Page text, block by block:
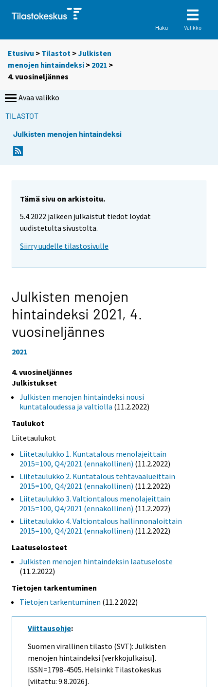
Haku Valikko
Etusivu > Tilastot >Julkisten
menojen hintaindeksi > 2021 >
4. vuosineljännes
Avaa valikko
TILASTOT
Julkisten menojen hintaindeksi
Tämä sivu on arkistoitu.
5.4.2022 jälkeen julkaistut tiedot löydät
uudistetulta sivustolta.
Siirry uudelle tilastosivulle
Julkisten menojen
hintaindeksi 2021, 4.
vuosineljännes
2021
4. vuosineljännes
Julkistukset
Julkisten menojen hintaindeksi nousi
kuntataloudessa ja valtiolla (11.2.2022)
Taulukot
Liitetaulukot
Liitetaulukko 1. Kuntatalous menolajeittain
2015=100, Q4/2021 (ennakollinen) (11.2.2022)
Liitetaulukko 2. Kuntatalous tehtäväalueittain
2015=100, Q4/2021 (ennakollinen) (11.2.2022)
Liitetaulukko 3. Valtiontalous menolajeittain
2015=100, Q4/2021 (ennakollinen) (11.2.2022)
Liitetaulukko 4. Valtiontalous hallinnonaloittain
2015=100, Q4/2021 (ennakollinen) (11.2.2022)
Laatuselosteet
Julkisten menojen hintaindeksin laatuseloste
(11.2.2022)
Tietojen tarkentuminen
Tietojen tarkentuminen (11.2.2022)
Viittausohje:
Suomen virallinen tilasto (SVT): Julkisten
menojen hintaindeksi [verkkojulkaisu].
ISSN=1798-4505. Helsinki: Tilastokeskus
[viitattu: 9.8.2026].